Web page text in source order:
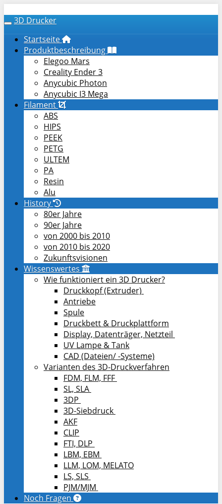
Toggle navigation
3D Drucker
Startseite
Produktbeschreibung
Elegoo Mars
Creality Ender 3
Anycubic Photon
Anycubic I3 Mega
Filament
ABS
HIPS
PEEK
PETG
ULTEM
PA
Resin
Alu
History
80er Jahre
90er Jahre
von 2000 bis 2010
von 2010 bis 2020
Zukunftsvisionen
Wissenswertes
Wie funktioniert ein 3D Drucker?
Druckkopf (Extruder)
Antriebe
Spule
Druckbett & Druckplattform
Display, Datenträger, Netzteil
UV Lampe & Tank
CAD (Dateien/ -Systeme)
Varianten des 3D-Druckverfahren
FDM, FLM, FFF
SL, SLA
3DP
3D-Siebdruck
AKF
CLIP
FTI, DLP
LBM, EBM
LLM, LOM, MELATO
LS, SLS
PJM/MJM
Noch Fragen